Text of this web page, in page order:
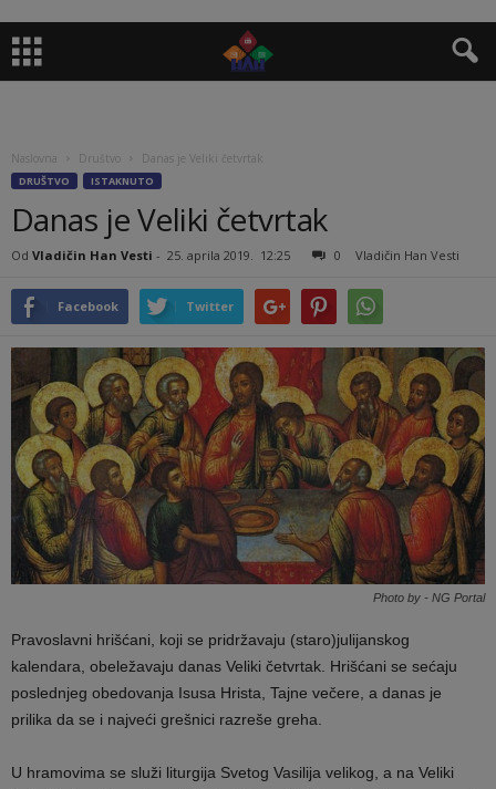
Naslovna Društvo Danas je Veliki četvrtak
DRUŠTVO ISTAKNUTO
Danas je Veliki četvrtak
Od Vladičin Han Vesti - 25. aprila 2019. 12:25 0 Vladičin Han Vesti
Facebook Twitter
Photo by - NG Portal
Pravoslavni hrišćani, koji se pridržavaju (staro)julijanskog
kalendara, obeležavaju danas Veliki četvrtak. Hrišćani se sećaju
poslednjeg obedovanja Isusa Hrista, Tajne večere, a danas je
prilika da se i najveći grešnici razreše greha.
U hramovima se služi liturgija Svetog Vasilija velikog, a na Veliki